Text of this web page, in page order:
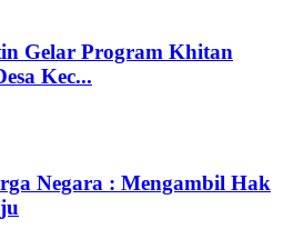
Gelar Program Khitan
Kec...
Negara : Mengambil Hak